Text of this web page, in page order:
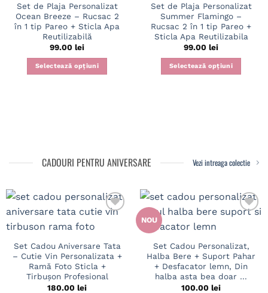
Set de Plaja Personalizat
Ocean Breeze – Rucsac 2
în 1 tip Pareo + Sticla Apa
Reutilizabilă
99.00 lei
Selectează opțiuni
Set de Plaja Personalizat
Summer Flamingo –
Rucsac 2 în 1 tip Pareo +
Sticla Apa Reutilizabila
99.00 lei
Selectează opțiuni
CADOURI PENTRU ANIVERSARE Vezi intreaga colectie
Set Cadou Aniversare Tata
– Cutie Vin Personalizata +
Ramă Foto Sticla +
Tirbușon Profesional
180.00 lei
NOU
Set Cadou Personalizat,
Halba Bere + Suport Pahar
+ Desfacator lemn, Din
halba asta bea doar …
100.00 lei